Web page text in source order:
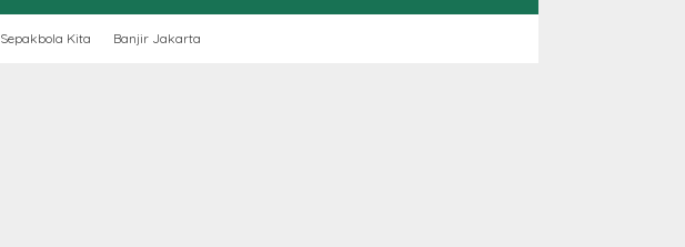
Sepakbola Kita Banjir Jakarta